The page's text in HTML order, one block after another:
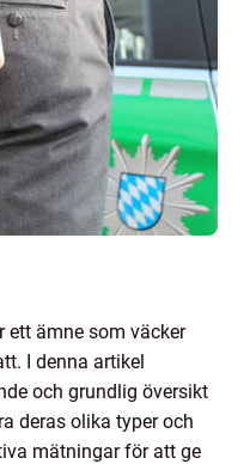
ett ämne som väcker
I denna artikel
och grundlig översikt
deras olika typer och
mätningar för att ge